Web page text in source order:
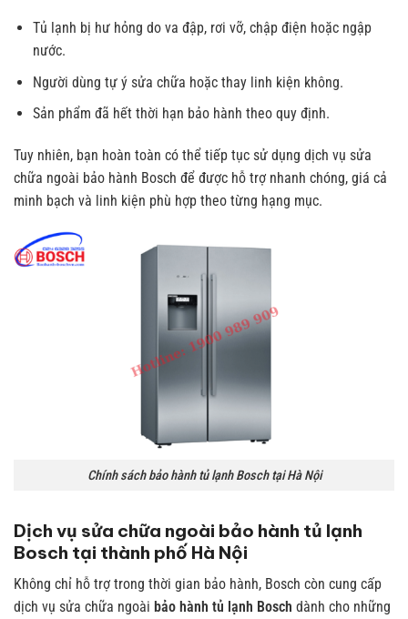
Tủ lạnh bị hư hỏng do va đập, rơi vỡ, chập điện hoặc ngập
nước.
Người dùng tự ý sửa chữa hoặc thay linh kiện không.
Sản phẩm đã hết thời hạn bảo hành theo quy định.
Tuy nhiên, bạn hoàn toàn có thể tiếp tục sử dụng dịch vụ sửa
chữa ngoài bảo hành Bosch để được hỗ trợ nhanh chóng, giá cả
minh bạch và linh kiện phù hợp theo từng hạng mục.
Chính sách bảo hành tủ lạnh Bosch tại Hà Nội
Dịch vụ sửa chữa ngoài bảo hành tủ lạnh
Bosch tại thành phố Hà Nội
Không chỉ hỗ trợ trong thời gian bảo hành, Bosch còn cung cấp
dịch vụ sửa chữa ngoài bảo hành tủ lạnh Bosch dành cho những